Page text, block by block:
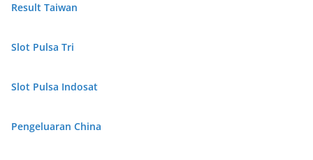
Result Taiwan
Slot Pulsa Tri
Slot Pulsa Indosat
Pengeluaran China